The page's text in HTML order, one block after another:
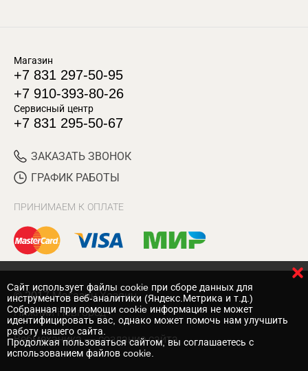
Магазин
+7 831 297-50-95
+7 910-393-80-26
Сервисный центр
+7 831 295-50-67
ЗАКАЗАТЬ ЗВОНОК
ГРАФИК РАБОТЫ
ПРИНИМАЕМ К ОПЛАТЕ
© 2017 Магазин Хозяин
Нижний Новгород
Вебмеханика — создание сайта
Cайт использует файлы cookie при сборе данных для
инструментов веб-аналитики (Яндекс.Метрика и т.д.)
Собранная при помощи cookie информация не может
идентифицировать вас, однако может помочь нам улучшить
работу нашего сайта.
Продолжая пользоваться сайтом, вы соглашаетесь с
использованием файлов cookie.